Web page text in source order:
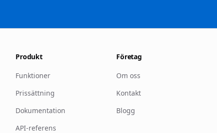
Produkt
Funktioner
Prissättning
Dokumentation
API-referens
Företag
Om oss
Kontakt
Blogg